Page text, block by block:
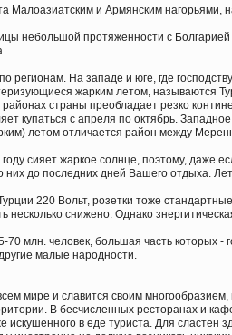
Малоазиатским и Армянским
небольшой протяженности с
регионам. На западе и юге, где
жарким летом, называются
страны преобладает резко
купаться с апреля по октябрь.
летом отличается район между
сияет жаркое солнце, поэтому,
них до последних дней Вашего отдыха.
220 Вольт, розетки тоже
снижено. Однако
70 млн. человек, большая часть которых
малые народности.
мире и славится своим
В бесчисленных ресторанах и
в еде туриста. Для сластен